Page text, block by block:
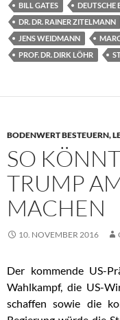
BILL GATES DEUTSCHE
DR. DR. RAINER ZITELMANN
JENS WEIDMANN
PROF. DR. DIRK LÖHR
BODENWERT BESTEUERN,
SO
TRUMP
MACHEN
10. NOVEMBER 2016
Der kommende US-
Wahlkampf, die US-
schaffen sowie die